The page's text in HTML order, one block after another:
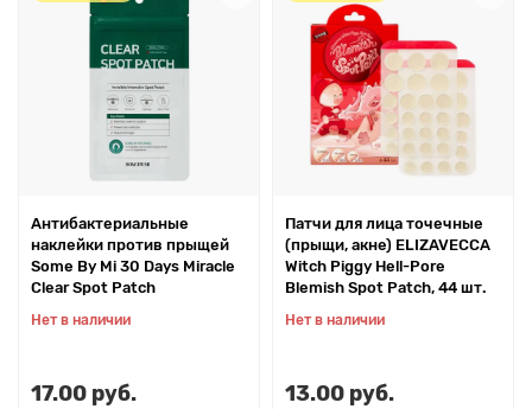
Антибактериальные
наклейки против прыщей
Some By Mi 30 Days Miracle
Clear Spot Patch
Нет в наличии
17.00 руб.
Патчи для лица точечные
(прыщи, акне) ELIZAVECCA
Witch Piggy Hell-Pore
Blemish Spot Patch, 44 шт.
Нет в наличии
13.00 руб.